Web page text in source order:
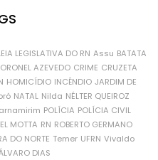
LEGISLATIVA DO RN Assu BATATA
AZEVEDO CRIME CRUZETA
HOMICÍDIO INCÊNDIO JARDIM DE
NATAL Nilda NÉLTER QUEIROZ
POLÍCIA POLÍCIA CIVIL
MOTTA RN ROBERTO GERMANO
DO NORTE Temer UFRN Vivaldo
DIAS